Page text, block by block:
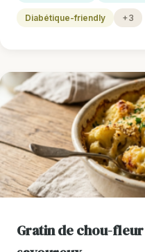
Diabétique-friendly +3
Gratin de chou-